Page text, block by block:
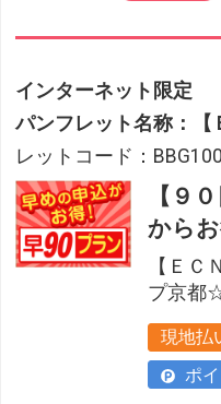
インターネット限定
パンフレット名称：【
レットコード：
【９
からお
【ＥＣ
プ京都
現地払
ポ